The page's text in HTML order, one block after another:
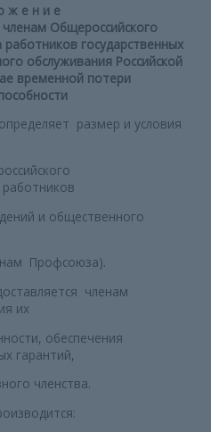
ж е н и е
Общероссийского
государственных
обслуживания Российской
временной потери
размер и условия
работников
и общественного
Профсоюза).
членам
их
обеспечения
гарантий,
членства.